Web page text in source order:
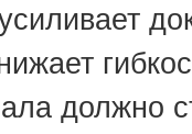
должно